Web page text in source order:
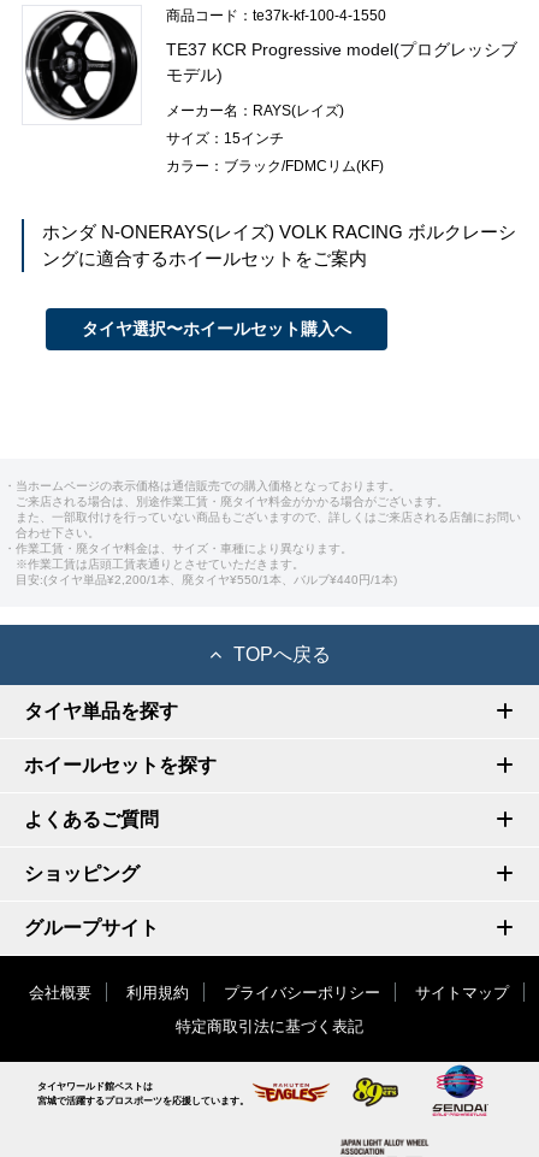
商品コード：te37k-kf-100-4-1550
TE37 KCR Progressive model(プログレッシブ
モデル)
メーカー名：RAYS(レイズ)
サイズ：15インチ
カラー：ブラック/FDMCリム(KF)
ホンダ N-ONERAYS(レイズ) VOLK RACING ボルクレーシ
ングに適合するホイールセットをご案内
タイヤ選択〜ホイールセット購入へ
・当ホームページの表示価格は通信販売での購入価格となっております。
ご来店される場合は、別途作業工賃・廃タイヤ料金がかかる場合がございます。
また、一部取付けを行っていない商品もございますので、詳しくはご来店される店舗にお問い
合わせ下さい。
・作業工賃・廃タイヤ料金は、サイズ・車種により異なります。
※作業工賃は店頭工賃表通りとさせていただきます。
目安:(タイヤ単品¥2,200/1本、廃タイヤ¥550/1本、バルブ¥440円/1本)
TOPへ戻る
タイヤ単品を探す
ホイールセットを探す
よくあるご質問
ショッピング
グループサイト
会社概要 利用規約 プライバシーポリシー
サイトマップ
特定商取引法に基づく表記
タイヤワールド館ベストは
宮城で活躍するプロスポーツを応援しています。